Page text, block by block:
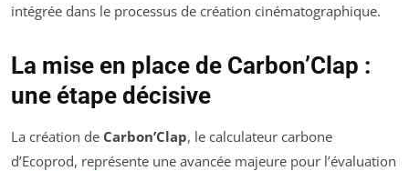
intégrée dans le processus de création cinématographique.
La mise en place de Carbon’Clap :
une étape décisive
La création de Carbon’Clap, le calculateur carbone
d’Ecoprod, représente une avancée majeure pour l’évaluation